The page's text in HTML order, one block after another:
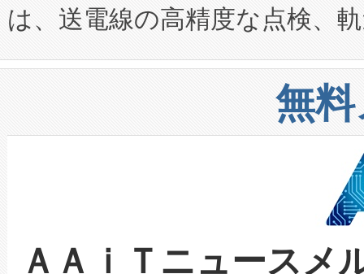
に関する技術移転および知的
構造化トレーニングカリキュ
上げおよび商用化段階におけ
設備整備および立ち上げ調整
加組織は、Enzeneのバイオ
選定された製品について、自
取得できる可能性もあります
設には、3億～4億ドルかか
定、統合、導入、運用に至る
安全性を追跡し、確保する事
増加しているデータセンター
る電力網に大きな負担をかけ
事業者の負担軽減という課題
系統連系を迅速にし、ピーク
限を超えて利用可能な電力容
持できるよう貢献します。こ
は、送電線の高精度な点検、
や穀物倉庫におけるバルク材
リューション「Avia 2」を発
したAvia 2は、1,000メート
狭視野のFOVを切り替えるこ
ケーブル、枝などの細かな対
なレーザースポットにより、
な環境下でも豊かなディテー
無
ＡＡｉＴニュース